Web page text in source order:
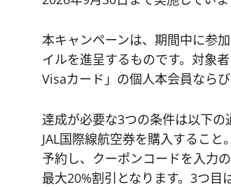
本キャンペーンは、期間中に参
イルを進呈するものです。対象
Visaカード」の個人本会員なら
達成が必要な3つの条件は以下の
JAL国際線航空券を購入するこ
予約し、クーポンコードを入力
最大20%割引となります。3つ目